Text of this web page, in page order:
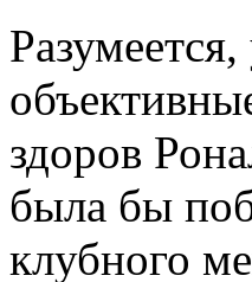
здоров
была бы
клубного